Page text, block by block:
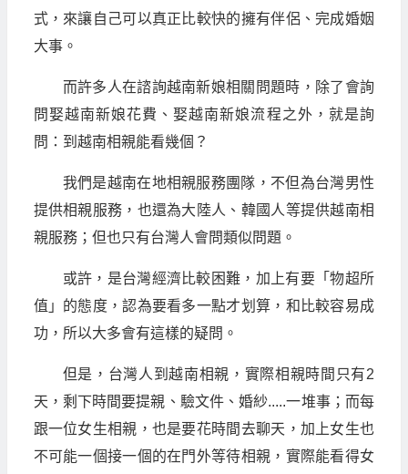
式，來讓自己可以真正比較快的擁有伴侶、完成婚姻
大事。
而許多人在諮詢越南新娘相關問題時，除了會詢
問娶越南新娘花費、娶越南新娘流程之外，就是詢
問：到越南相親能看幾個？
我們是越南在地相親服務團隊，不但為台灣男性
提供相親服務，也還為大陸人、韓國人等提供越南相
親服務；但也只有台灣人會問類似問題。
或許，是台灣經濟比較困難，加上有要「物超所
值」的態度，認為要看多一點才划算，和比較容易成
功，所以大多會有這樣的疑問。
但是，台灣人到越南相親，實際相親時間只有2
天，剩下時間要提親、驗文件、婚紗.....一堆事；而每
跟一位女生相親，也是要花時間去聊天，加上女生也
不可能一個接一個的在門外等待相親，實際能看得女